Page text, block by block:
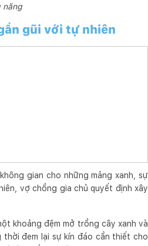
năng
gũi với tự nhiên
gian cho những mảng xanh, sự
vợ chồng gia chủ quyết định xây
khoảng đệm mở trồng cây xanh và
đem lại sự kín đáo cần thiết cho